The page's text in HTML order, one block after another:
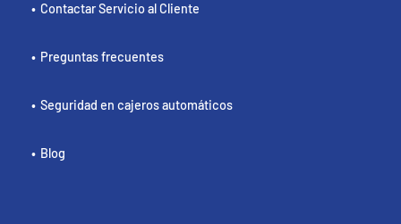
Contactar Servicio al Cliente
Preguntas frecuentes
Seguridad en cajeros automáticos
Blog